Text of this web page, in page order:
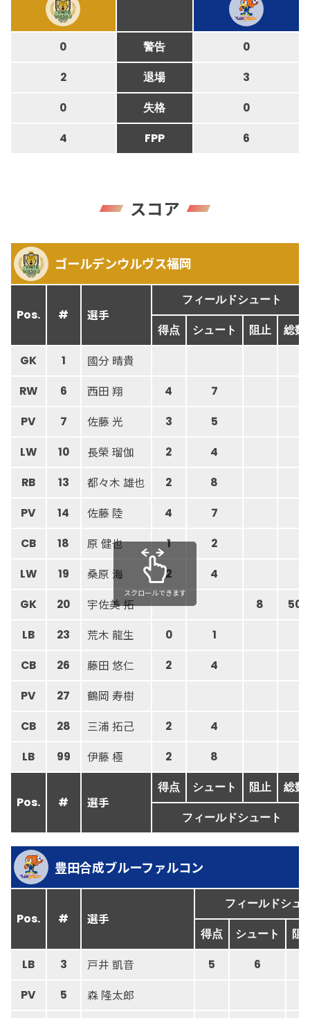
0 警告 0
2 退場 3
0 失格 0
4 FPP 6
スコア
ゴールデンウルヴス福岡
Pos. # 選手
フィールドシュート
得点 シュート 阻止 総数
GK 1 國分 晴貴
RW 6 西田 翔 4 7
PV 7 佐藤 光 3 5
LW 10 長榮 瑠伽 2 4
RB 13 都々木 雄也 2 8
PV 14 佐藤 陸 4 7
CB 18 原 健也 1 2
LW 19 桑原 海 2 4
GK 20 宇佐美 拓 8 50
LB 23 荒木 龍生 0 1
CB 26 藤田 悠仁 2 4
PV 27 鶴岡 寿樹
CB 28 三浦 拓己 2 4
LB 99 伊藤 極 2 8
Pos. # 選手
得点 シュート 阻止 総数
フィールドシュート
スクロールできます
豊田合成ブルーファルコン
Pos. # 選手
フィールドシュ
得点 シュート 阻
LB 3 戸井 凱音 5 6
PV 5 森 隆太郎